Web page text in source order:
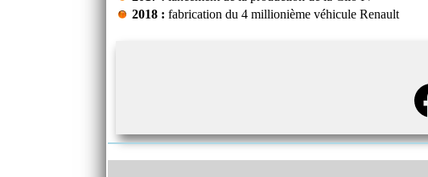
2018 : fabrication du 4 millionième véhicule Renault